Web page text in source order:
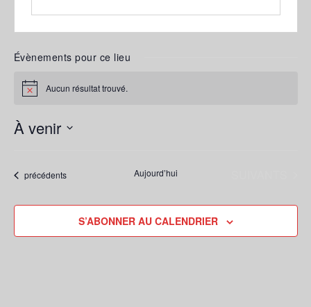
Évènements pour ce lieu
Notice Aucun résultat trouvé.
À venir
date.Évènements
précédents Aujourd’hui
S’ABONNER AU CALENDRIER